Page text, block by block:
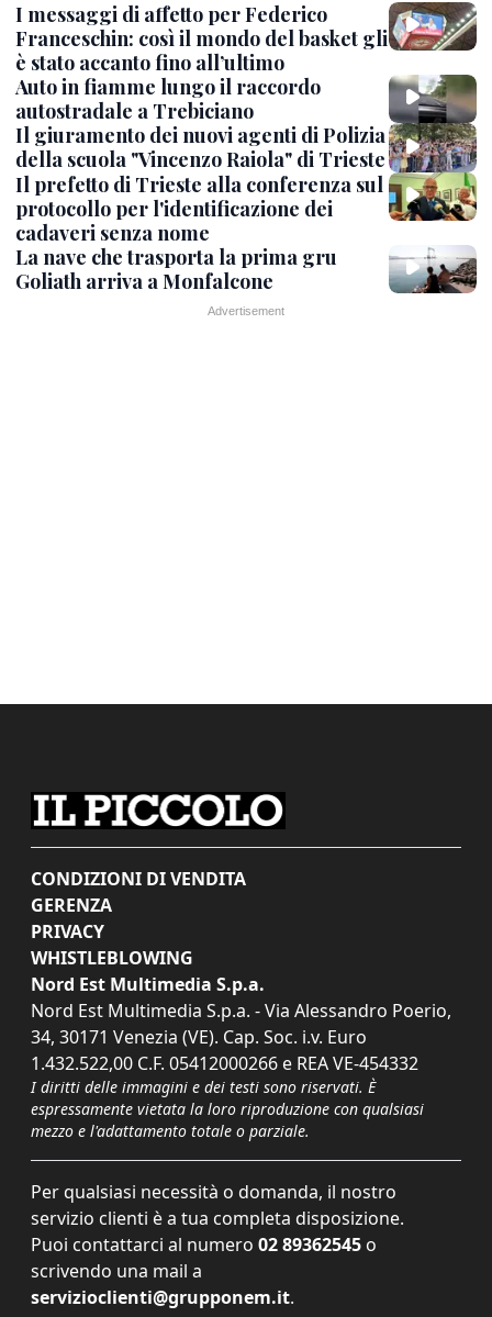
I messaggi di affetto per Federico
Franceschin: così il mondo del basket gli
è stato accanto fino all’ultimo
Auto in fiamme lungo il raccordo
autostradale a Trebiciano
Il giuramento dei nuovi agenti di Polizia
della scuola "Vincenzo Raiola" di Trieste
Il prefetto di Trieste alla conferenza sul
protocollo per l'identificazione dei
cadaveri senza nome
La nave che trasporta la prima gru
Goliath arriva a Monfalcone
CONDIZIONI DI VENDITA
GERENZA
PRIVACY
WHISTLEBLOWING
Nord Est Multimedia S.p.a.
Nord Est Multimedia S.p.a. - Via Alessandro Poerio,
34, 30171 Venezia (VE). Cap. Soc. i.v. Euro
1.432.522,00 C.F. 05412000266 e REA VE-454332
I diritti delle immagini e dei testi sono riservati. È
espressamente vietata la loro riproduzione con qualsiasi
mezzo e l'adattamento totale o parziale.
Per qualsiasi necessità o domanda, il nostro
servizio clienti è a tua completa disposizione.
Puoi contattarci al numero 02 89362545 o
scrivendo una mail a
servizioclienti@grupponem.it.